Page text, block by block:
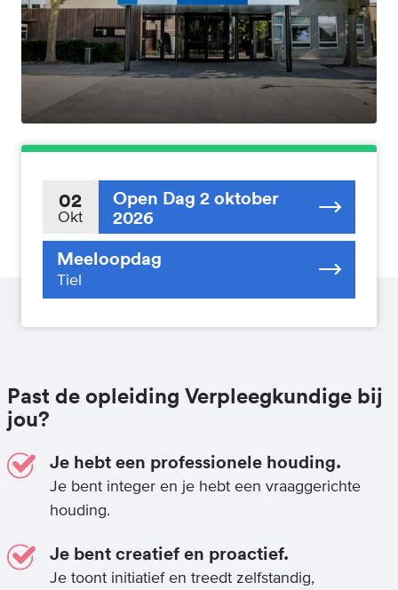
02
Okt
Open Dag 2 oktober
2026
Meeloopdag
Tiel
Past de opleiding Verpleegkundige bij
jou?
Je hebt een professionele houding.
Je bent integer en je hebt een vraaggerichte
houding.
Je bent creatief en proactief.
Je toont initiatief en treedt zelfstandig,